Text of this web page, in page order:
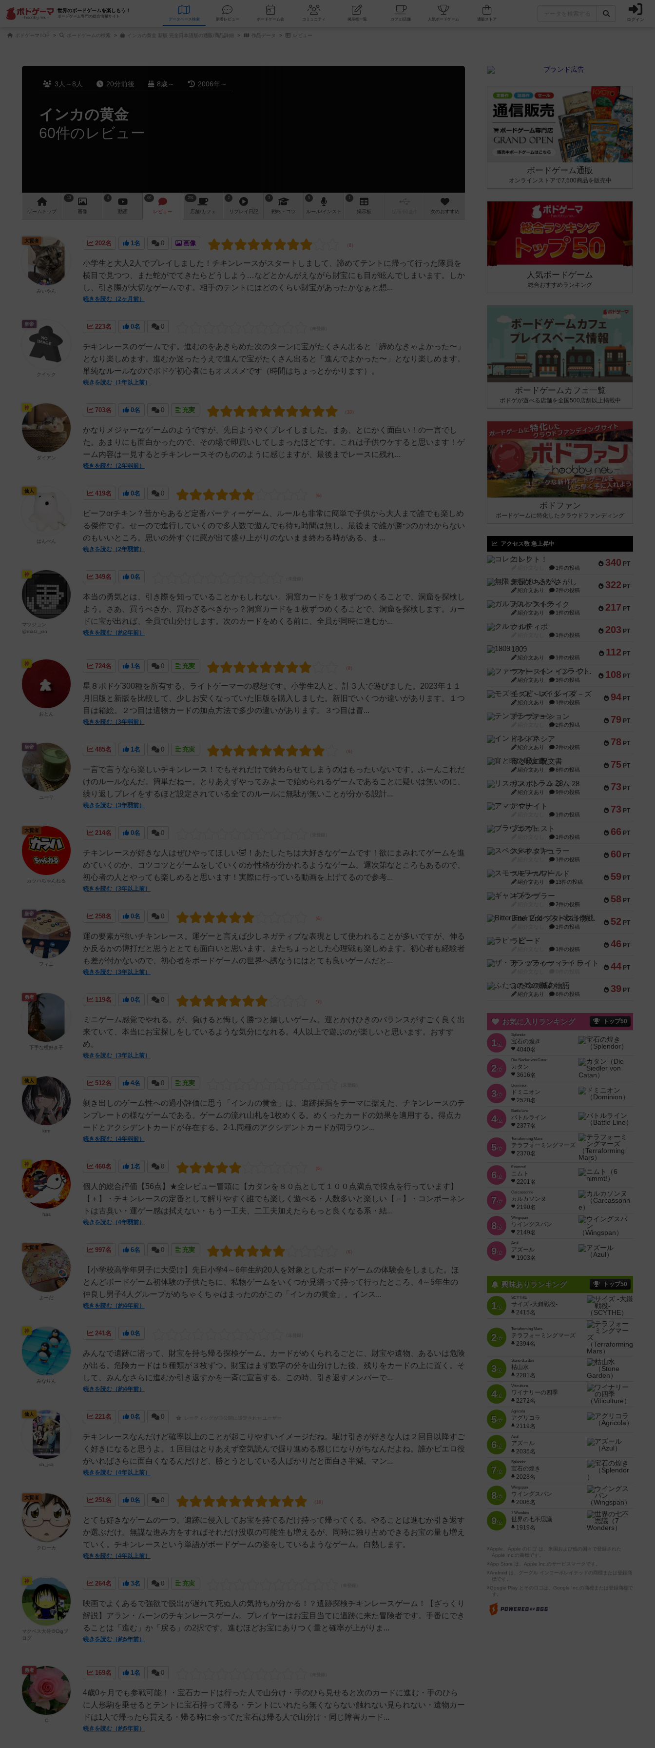
世界のボードゲームを楽しもう！
ボードゲーム専門の総合情報サイト
データベース 検索 新着レビュー ボードゲーム会 コミュニティ 掲示板一覧 カフェ/店舗 人気ボードゲーム ログイン
ボドゲーマTOP ボードゲームの検索 インカの黄金 新版 完全日本語版の通販/商品詳細 作品データ レビュー
3人～8人 20分前後 8歳～ 2006年～
インカの黄金
60件のレビュー
ゲーム トップ
13
画像
4
動画
60
レビュー
291
店舗/カフェ
2
リプレイ 日記
3
戦略 ・コツ
5
ルール/インスト
1
掲示板 次のおすすめ
202名 1名 0 画像
小学生と大人2人でプレイしました！チキンレースがスタートしまして、諦めてテントに帰って行った隊員を
横目で見つつ、また蛇がでてきたらどうしよう…などとかんがえながら財宝にも目が眩んでしまいます。しか
し、引き際が大切なゲームです。相手のテントにはどのくらい財宝があったかなぁと想...
続きを読む（2ヶ月前）
大賢者
みいやん
223名 0名 0
チキンレースのゲームです。進むのをあきらめた次のターンに宝がたくさん出ると「諦めなきゃよかった〜」
となり楽しめます。進むか迷ったうえで進んで宝がたくさん出ると「進んでよかった〜」となり楽しめます。
単純なルールなのでボドゲ初心者にもオススメです（時間はちょっとかかります）。
続きを読む（1年以上前）
皇帝
クイック
703名 0名 0 充実
かなりメジャーなゲームのようですが、先日ようやくプレイしました。まあ、とにかく面白い！の一言でし
た。あまりにも面白かったので、その場で即買いしてしまったほどです。これは子供ウケすると思います！ゲ
ーム内容は一見するとチキンレースそのもののように感じますが、最後までレースに残れ...
続きを読む（2年弱前）
神
ダイアン
419名 0名 0
ビーフorチキン？昔からあるど定番パーティーゲーム、ルールも非常に簡単で子供から大人まで誰でも楽しめ
る傑作です。せーので進行していくので多人数で遊んでも待ち時間は無し、最後まで誰が勝つのかわからない
のもいいところ。思いの外すぐに罠が出て盛り上がりのないまま終わる時がある、ま...
続きを読む（2年弱前）
仙人
はんぺん
349名 0名
本当の勇気とは、引き際を知っていることかもしれない。洞窟カードを１枚ずつめくることで、洞窟を探検し
よう。さあ、買うべきか、買わざるべきかっ？洞窟カードを１枚ずつめくることで、洞窟を探検します。カー
ドに宝が出れば、全員で山分けします。次のカードをめくる前に、全員が同時に進むか...
続きを読む（約2年前）
神
マツジョン
@matz_jon
724名 1名 0 充実
星８ボドゲ300種を所有する、ライトゲーマーの感想です。小学生2人と、計３人で遊びました。2023年１１
月旧版と新版を比較して、少しお安くなっていた旧版を購入しました。新旧でいくつか違いがあります。１つ
目は箱絵。２つ目は遺物カードの加点方法で多少の違いがあります。３つ目は冒...
続きを読む（3年弱前）
神
おとん
485名 1名 0 充実
一言で言うなら楽しいチキンレース！でもそれだけで終わらせてしまうのはもったいないです。ふーんこれだ
けのルールなんだ。簡単だねー。とりあえずやってみよーで始められるゲームであることに疑いは無いのに、
繰り返しプレイをするほど設定されている全てのルールに無駄が無いことが分かる設計...
続きを読む（3年弱前）
皇帝
ユーリ
214名 0名 0
チキンレースが好きな人はぜひやってほしい🤣！あたしたちは大好きなゲームです！欲にまみれてゲームを進
めていくのか、コツコツとゲームをしていくのか性格が分かれるようなゲーム。運次第なところもあるので、
初心者の人とやっても楽しめると思います！実際に行っている動画を上げてるので参考...
続きを読む（3年以上前）
大賢者
カラハちゃんねる
258名 0名 0
運の要素が強いチキンレース。運ゲーと言えば少しネガティブな表現として使われることが多いですが、伸る
か反るかの博打だと思うととても面白いと思います。またちょっとした心理戦も楽しめます。初心者も経験者
も差が付かないので、初心者をボードゲームの世界へ誘なうにはとても良いゲームだと...
続きを読む（3年以上前）
皇帝
フィニ
119名 0名 0
ミニゲーム感覚でやれる。が、負けると悔しく勝つと嬉しいゲーム。運とかけひきのバランスがすごく良く出
来ていて、本当にお宝探しをしているような気分になれる。4人以上で遊ぶのが楽しいと思います。おすす
め。
続きを読む（3年以上前）
勇者
下手な横好き子
512名 4名 0 充実
剝き出しのゲーム性への過小評価に思う「インカの黄金」は、遺跡採掘をテーマに据えた、チキンレースのテ
ンプレートの様なゲームである。ゲームの流れ山札を1枚めくる。めくったカードの効果を適用する。得点カ
ードとアクシデントカードが存在する。2-1.同種のアクシデントカードが同ラウン...
続きを読む（4年弱前）
仙人
krm
460名 1名 0
個人的総合評価【56点】★全レビュー冒頭に【カタンを８０点として１００点満点で採点を行っています】
【＋】・チキンレースの定番として解りやすく誰でも楽しく遊べる・人数多いと楽しい【－】・コンポーネン
トは古臭い・運ゲー感は拭えない・もう一工夫、二工夫加えたらもっと良くなる系・結...
続きを読む（4年弱前）
神
has
997名 6名 0 充実
【小学校高学年男子に大受け】先日小学4～6年生約20人を対象としたボードゲームの体験会をしました。ほ
とんどボードゲーム初体験の子供たちに、私物ゲームをいくつか見繕って持って行ったところ、4～5年生の
仲良し男子4人グループがめちゃくちゃはまったのがこの「インカの黄金」。インス...
続きを読む（約4年前）
大賢者
よーだ
241名 0名
みんなで遺跡に潜って、財宝を持ち帰る探検ゲーム。カードがめくられるごとに、財宝や遺物、あるいは危険
が出る。危険カードは５種類が３枚ずつ。財宝はまず数字の分を山分けした後、残りをカードの上に置く。そ
して、みんなさらに進むか引き返すかを一斉に宣言する。この時、引き返すメンバーで...
続きを読む（約4年前）
神
みなりん
221名 0名 0 レーティングが非公開に設定されたユーザー
チキンレースなんだけど確率以上のことが起こりやすいイメージだね。駆け引きが好きな人は２回目以降すご
く好きになると思うよ。１回目はとりあえず空気読んで掘り進める感じになりがちなんだよね。誰かピエロ役
がいればさらに面白くなるんだけど、勝とうとしている人ばかりだと面白さ半減。マン...
続きを読む（4年以上前）
仙人
sh_jsa
251名 0名 0
とても好きなゲームの一つ。遺跡に侵入してお宝を持てるだけ持って帰ってくる。やることは進むか引き返す
か選ぶだけ。無謀な進み方をすればそれだけ没収の可能性も増えるが、同時に独り占めできるお宝の量も増え
ていく。チキンレースという単語がボードゲームの姿をしているようなゲーム。白熱します。
続きを読む（4年以上前）
大賢者
クローカ
264名 3名 0 充実
映画でよくあるで強欲で脱出が遅れて死ぬ人の気持ちが分かる！？遺跡探検チキンレースゲーム！【ざっくり
解説】アラン・ムーンのチキンレースゲーム。プレイヤーはお宝目当てに遺跡に来た冒険者です。手番にでき
ることは「進む」か「戻る」の2択です。進むほどお宝にありつく量と確率が上がりま...
続きを読む（約5年前）
神
マクベス大佐＠Digブ
ログ
169名 1名 0
4歳0ヶ月でも参戦可能！・宝石カードは行った人で山分け・手のひら見せると次のカードに進む・手のひら
に人形駒を乗せるとテントに宝石持って帰る・テントにいれたら無くならない触れない見られない・遺物カー
ドは1人で帰ったら貰える・帰る時に余ってた宝石は帰る人で山分け・同じ障害カード...
続きを読む（約5年前）
勇者
C
ボードゲーム通販
オンラインストアで7,500商品を販売中
人気ボードゲーム
総合おすすめランキング
ボードゲームカフェ一覧
ボドゲが遊べる店舗を全国500店舗以上掲載中
ボドファン
ボードゲームに特化したクラウドファンディング
アクセス数 急上昇中
340 PT
コレクト！
1件の投稿
322 PT
無限まちがいさがし
紹介文あり 2件の投稿
217 PT
ガルフストライク
紹介文あり 1件の投稿
203 PT
クルティボ
1件の投稿
112 PT
1809
紹介文あり 1件の投稿
108 PT
ファースト・イン・フライト
紹介文あり 3件の投稿
94 PT
モズビ－ズ・レイダ－ズ
紹介文あり 1件の投稿
79 PT
テンプテーション
2件の投稿
78 PT
インドネシア
紹介文あり 2件の投稿
75 PT
宵と暁の呪文書
紹介文あり 8件の投稿
73 PT
リスボン・トラム 28
紹介文あり 9件の投稿
73 PT
アマナイト
1件の投稿
66 PT
ブラヴェスト
1件の投稿
60 PT
スペクタキュラー
1件の投稿
59 PT
スモールワールド
紹介文あり 13件の投稿
58 PT
ギャンブラー
2件の投稿
52 PT
Bitter End ブタペスト救出作戦
1件の投稿
46 PT
ラピード
1件の投稿
44 PT
ザ・フラッフィー・ライト
39 PT
ふたつの城の物語
紹介文あり 6件の投稿
お気に入りランキング トップ50
1位
Splendor
宝石の煌き
4040名
2位
Die Siedler von Catan
カタン
3616名
3位
Dominion
ドミニオン
2528名
4位
Battle Line
バトルライン
2377名
5位
Terraforming Mars
テラフォーミングマーズ
2370名
6位
6 nimmt!
ニムト
2201名
7位
Carcassonne
カルカソンヌ
2190名
8位
Wingspan
ウイングスパン
2149名
9位
Azul
アズール
1903名
興味ありランキング トップ50
1位
SCYTHE
サイズ -大鎌戦役-
2415名
2位
Terraforming Mars
テラフォーミングマーズ
2394名
3位
Stone Garden
枯山水
2281名
4位
Viticulture
ワイナリーの四季
2272名
5位
Agricola
アグリコラ
2119名
6位
Azul
アズール
2035名
7位
Splendor
宝石の煌き
2028名
8位
Wingspan
ウイングスパン
2006名
9位
7 Wonders
世界の七不思議
1919名
※Apple、Apple のロゴ は、米国および他の国々で登録された
Apple Inc.の商標です。
※App Store は、Apple Inc.のサービスマークです。
※Android は、グーグル インコーポレイテッドの商標または登録商
標です。
※Google Play とそのロゴは、Google Inc.の商標または登録商標で
す。